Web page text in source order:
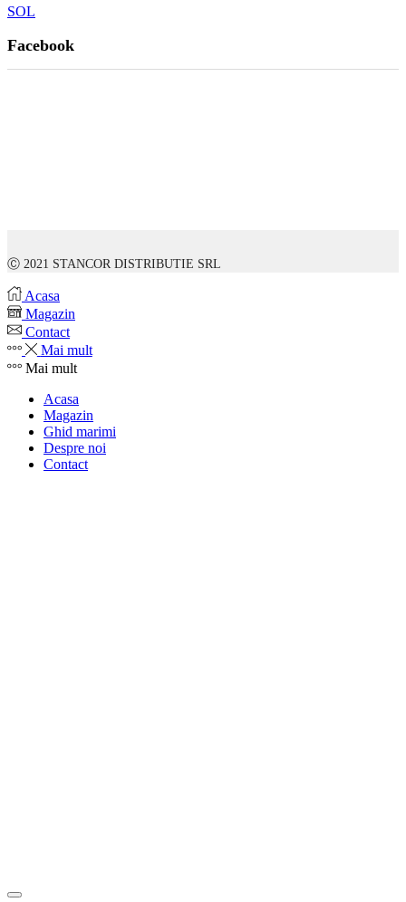
SOL
Facebook
Ⓒ 2021 STANCOR DISTRIBUTIE SRL
Acasa
Magazin
Contact
Mai mult
Mai mult
Acasa
Magazin
Ghid marimi
Despre noi
Contact